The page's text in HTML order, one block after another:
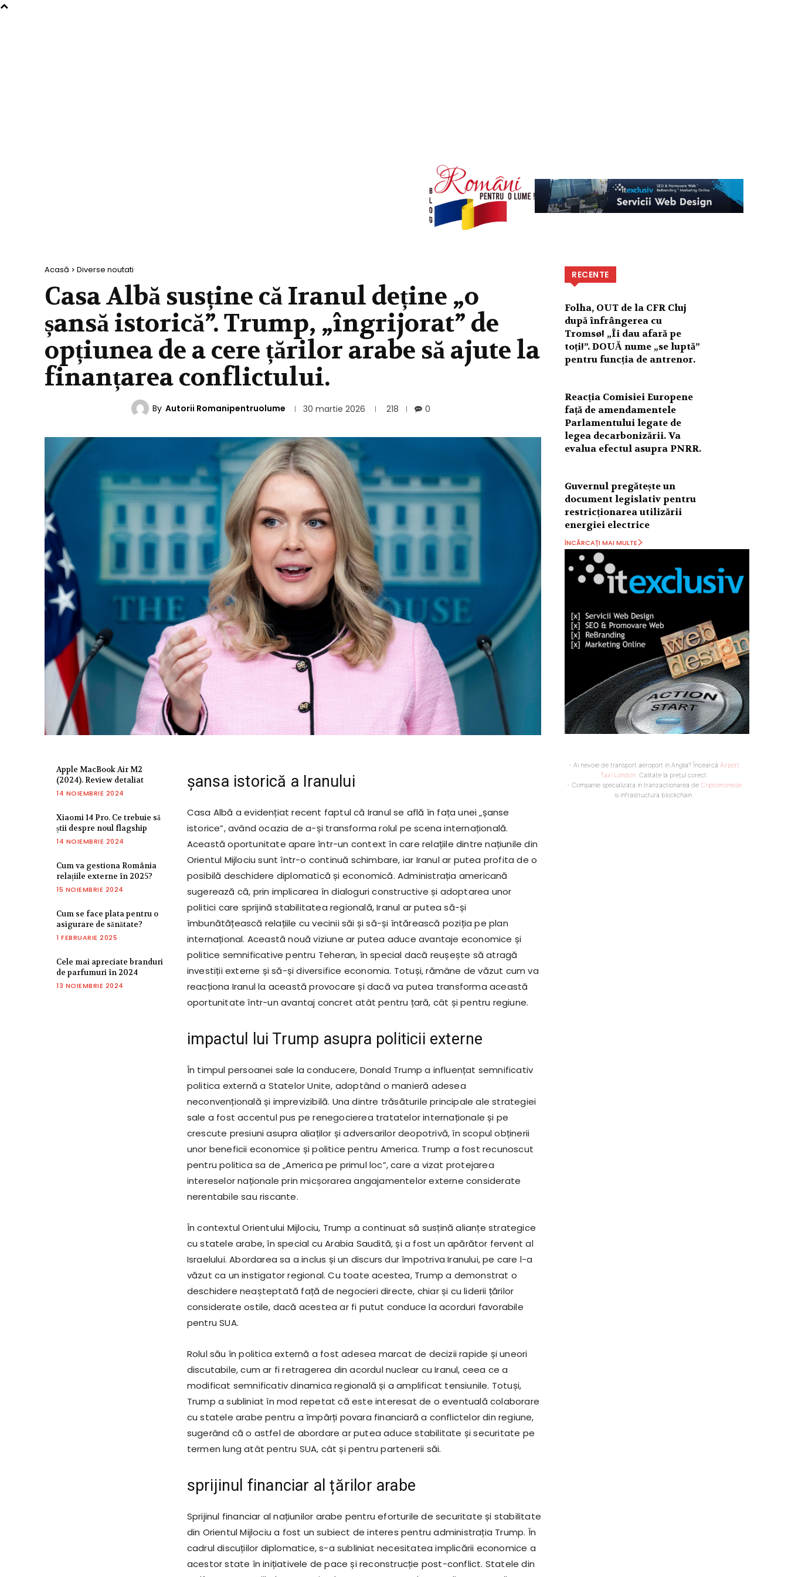
Acasă Diverse noutati
Casa Albă susține că Iranul deține „o
șansă istorică”. Trump, „îngrijorat” de
opțiunea de a cere țărilor arabe să ajute la
finanțarea conflictului.
By Autorii Romanipentruolume 30 martie 2026 218 0
Apple MacBook Air M2
(2024). Review detaliat
14 NOIEMBRIE 2024
Xiaomi 14 Pro. Ce trebuie să
știi despre noul flagship
14 NOIEMBRIE 2024
Cum va gestiona România
relațiile externe în 2025?
15 NOIEMBRIE 2024
Cum se face plata pentru o
asigurare de sănătate?
1 FEBRUARIE 2025
Cele mai apreciate branduri
de parfumuri în 2024
13 NOIEMBRIE 2024
șansa istorică a Iranului
Casa Albă a evidențiat recent faptul că Iranul se află în fața unei „șanse
istorice”, având ocazia de a-și transforma rolul pe scena internațională.
Această oportunitate apare într-un context în care relațiile dintre națiunile din
Orientul Mijlociu sunt într-o continuă schimbare, iar Iranul ar putea profita de o
posibilă deschidere diplomatică și economică. Administrația americană
sugerează că, prin implicarea în dialoguri constructive și adoptarea unor
politici care sprijină stabilitatea regională, Iranul ar putea să-și
îmbunătățească relațiile cu vecinii săi și să-și întărească poziția pe plan
internațional. Această nouă viziune ar putea aduce avantaje economice și
politice semnificative pentru Teheran, în special dacă reușește să atragă
investiții externe și să-și diversifice economia. Totuși, rămâne de văzut cum va
reacționa Iranul la această provocare și dacă va putea transforma această
oportunitate într-un avantaj concret atât pentru țară, cât și pentru regiune.
impactul lui Trump asupra politicii externe
În timpul persoanei sale la conducere, Donald Trump a influențat semnificativ
politica externă a Statelor Unite, adoptând o manieră adesea
neconvențională și imprevizibilă. Una dintre trăsăturile principale ale strategiei
sale a fost accentul pus pe renegocierea tratatelor internaționale și pe
crescute presiuni asupra aliaților și adversarilor deopotrivă, în scopul obținerii
unor beneficii economice și politice pentru America. Trump a fost recunoscut
pentru politica sa de „America pe primul loc”, care a vizat protejarea
intereselor naționale prin micșorarea angajamentelor externe considerate
nerentabile sau riscante.
În contextul Orientului Mijlociu, Trump a continuat să susțină alianțe strategice
cu statele arabe, în special cu Arabia Saudită, și a fost un apărător fervent al
Israelului. Abordarea sa a inclus și un discurs dur împotriva Iranului, pe care l-a
văzut ca un instigator regional. Cu toate acestea, Trump a demonstrat o
deschidere neașteptată față de negocieri directe, chiar și cu liderii țărilor
considerate ostile, dacă acestea ar fi putut conduce la acorduri favorabile
pentru SUA.
Rolul său în politica externă a fost adesea marcat de decizii rapide și uneori
discutabile, cum ar fi retragerea din acordul nuclear cu Iranul, ceea ce a
modificat semnificativ dinamica regională și a amplificat tensiunile. Totuși,
Trump a subliniat în mod repetat că este interesat de o eventuală colaborare
cu statele arabe pentru a împărți povara financiară a conflictelor din regiune,
sugerând că o astfel de abordare ar putea aduce stabilitate și securitate pe
termen lung atât pentru SUA, cât și pentru partenerii săi.
sprijinul financiar al țărilor arabe
Sprijinul financiar al națiunilor arabe pentru eforturile de securitate și stabilitate
din Orientul Mijlociu a fost un subiect de interes pentru administrația Trump. În
cadrul discuțiilor diplomatice, s-a subliniat necesitatea implicării economice a
acestor state în inițiativele de pace și reconstrucție post-conflict. Statele din
RECENTE
Folha, OUT de la CFR Cluj
după înfrângerea cu
Tromsø! „Îi dau afară pe
toți!”. DOUĂ nume „se luptă”
pentru funcția de antrenor.
Reacția Comisiei Europene
față de amendamentele
Parlamentului legate de
legea decarbonizării. Va
evalua efectul asupra PNRR.
Guvernul pregătește un
document legislativ pentru
restricționarea utilizării
energiei electrice
ÎNCĂRCAȚI MAI MULTE
- Ai nevoie de transport aeroport in Anglia? Încearcă Airport
Taxi London. Calitate la prețul corect.
- Companie specializata in tranzactionarea de Criptomonede
si infrastructura blockchain.